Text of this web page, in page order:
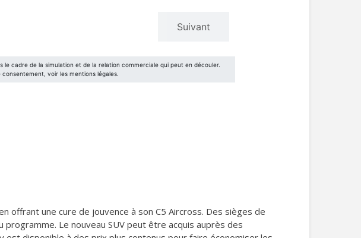
offrant une cure de jouvence à son C5 Aircross. Des sièges de
Le nouveau SUV peut être acquis auprès des